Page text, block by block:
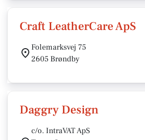
Craft LeatherCare ApS
Folemarksvej 75
2605 Brøndby
Daggry Design
c/o. IntraVAT ApS